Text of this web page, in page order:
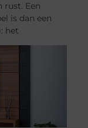
rust. Een
is dan een
het